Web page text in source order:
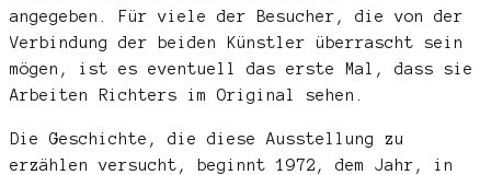
angegeben. Für viele der Besucher, die von der
Verbindung der beiden Künstler überrascht sein
mögen, ist es eventuell das erste Mal, dass sie
Arbeiten Richters im Original sehen.
Die Geschichte, die diese Ausstellung zu
erzählen versucht, beginnt 1972, dem Jahr, in